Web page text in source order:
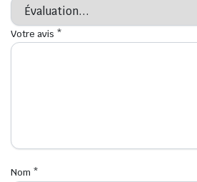
Votre avis *
Nom *